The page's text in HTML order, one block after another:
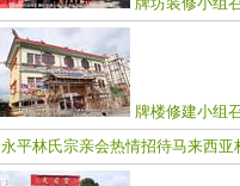
牌楼修建小组
永平林氏宗亲会热情招待马来西